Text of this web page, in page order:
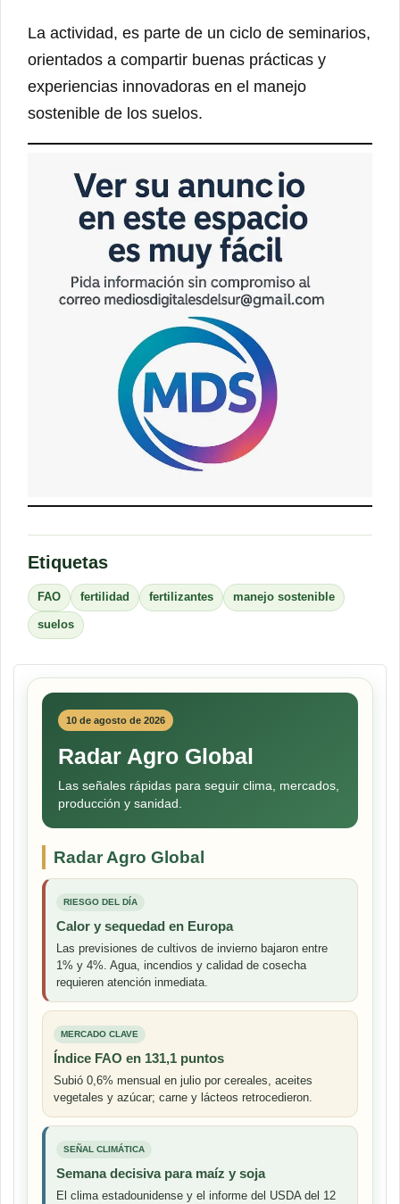
La actividad, es parte de un ciclo de seminarios,
orientados a compartir buenas prácticas y
experiencias innovadoras en el manejo
sostenible de los suelos.
Etiquetas
FAO fertilidad fertilizantes manejo sostenible
suelos
10 de agosto de 2026
Radar Agro Global
Las señales rápidas para seguir clima, mercados,
producción y sanidad.
Radar Agro Global
RIESGO DEL DÍA
Calor y sequedad en Europa
Las previsiones de cultivos de invierno bajaron entre
1% y 4%. Agua, incendios y calidad de cosecha
requieren atención inmediata.
MERCADO CLAVE
Índice FAO en 131,1 puntos
Subió 0,6% mensual en julio por cereales, aceites
vegetales y azúcar; carne y lácteos retrocedieron.
SEÑAL CLIMÁTICA
Semana decisiva para maíz y soja
El clima estadounidense y el informe del USDA del 12